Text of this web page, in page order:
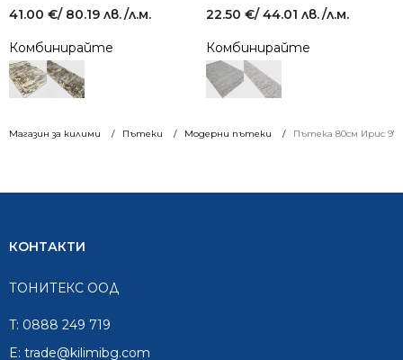
Магазин за килими Пътеки Модерни пътеки Пътека 80см Ирис
41.00 €/ 80.19 лв./л.м.
Комбинирайте
22.50 €/ 44.01 лв./л.м.
Комбинирайте
КОНТАКТИ
ТОНИТЕКС ООД
T: 0888 249 719
E: trade@kilimibg.com